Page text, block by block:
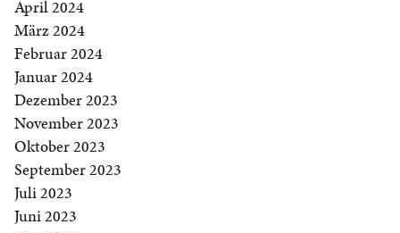
April 2024
März 2024
Februar 2024
Januar 2024
Dezember 2023
November 2023
Oktober 2023
September 2023
Juli 2023
Juni 2023